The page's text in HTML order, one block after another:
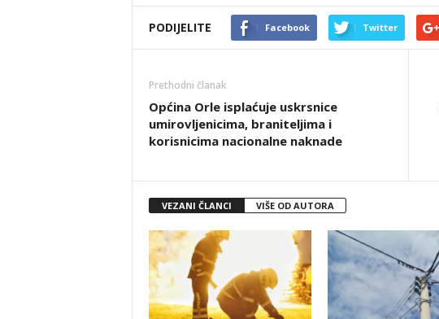
PODIJELITE Facebook Twitter
Prethodni članak
Općina Orle isplaćuje uskrsnice
umirovljenicima, braniteljima i
korisnicima nacionalne naknade
VEZANI ČLANCI VIŠE OD AUTORA